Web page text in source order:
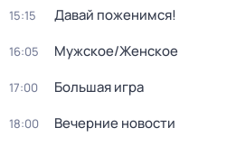
15:15 Давай поженимся!
16:05 Мужское/Женское
17:00 Большая игра
18:00 Вечерние новости